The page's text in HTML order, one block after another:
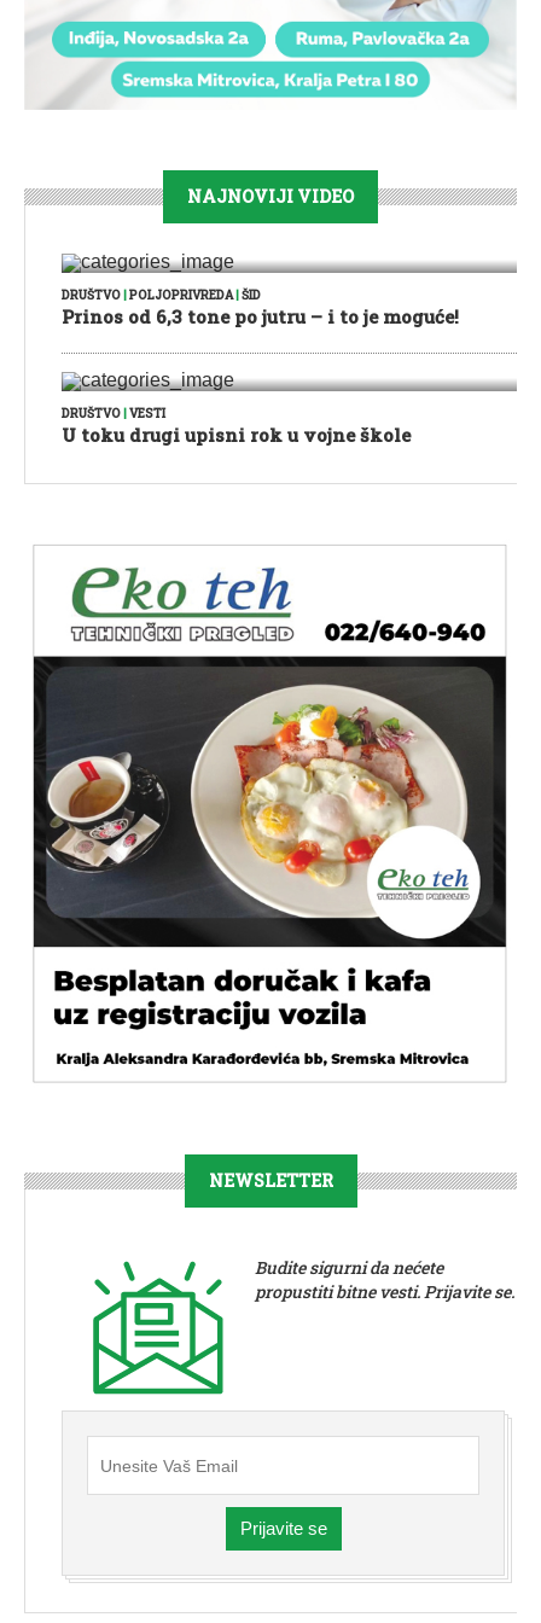
NAJNOVIJI VIDEO
DRUŠTVO|POLJOPRIVREDA|ŠID
Prinos od 6,3 tone po jutru – i to je moguće!
DRUŠTVO|VESTI
U toku drugi upisni rok u vojne škole
NEWSLETTER
Budite sigurni da nećete
propustiti bitne vesti. Prijavite se.
Prijavite se